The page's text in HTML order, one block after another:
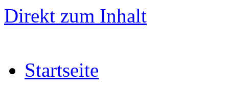
Direkt zum Inhalt
Startseite